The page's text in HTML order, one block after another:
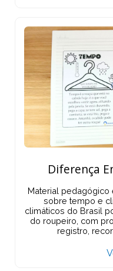
Diferença
Material pedagógico
sobre tempo e
climáticos do Brasil
do roupeiro, com
registro,